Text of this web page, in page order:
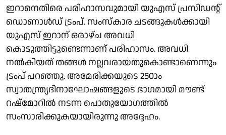
ഇറാനെതിരെ പരിഹാസവുമായി യുഎസ് പ്രസിഡന്റ്
ഡൊണാൾഡ് ട്രംപ്. സംസ്കാര ചടങ്ങുകൾക്കായി
യുഎസ് ഇറാന് ഒരാഴ്ച അവധി
കൊടുത്തിട്ടുണ്ടെന്നാണ് പരിഹാസം. അവധി
നൽകിയത് തങ്ങൾ നല്ലവരായതുകൊണ്ടാണെന്നും
ട്രംപ് പറഞ്ഞു. അമേരിക്കയുടെ 250ാം
സ്വാതന്ത്ര്യദിനാഘോഷങ്ങളുടെ ഭാഗമായി മൗണ്ട്
റഷ്‌മോറിൽ നടന്ന പൊതുയോഗത്തിൽ
സംസാരിക്കുകയായിരുന്നു അദ്ദേഹം.